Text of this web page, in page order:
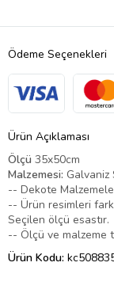
Ödeme Seçenekleri
Ürün Açıklaması
Ölçü 35x50cm
Malzemesi: Galvaniz
-- Dekote
-- Ürün resimleri
Seçilen ölçü esastır.
-- Ölçü ve malzeme
Ürün Kodu: